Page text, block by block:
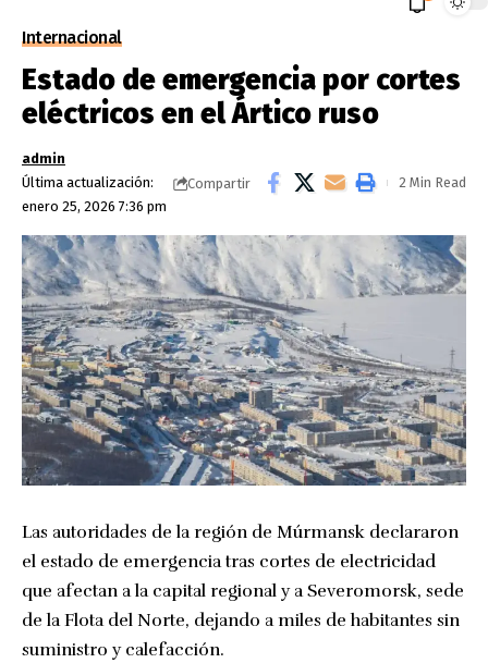
Internacional
Estado de emergencia por cortes
eléctricos en el Ártico ruso
Última actualización:
enero 25, 2026 7:36 pm
admin
Compartir
2 Min Read
Las autoridades de la región de Múrmansk declararon
el estado de emergencia tras cortes de electricidad
que afectan a la capital regional y a Severomorsk, sede
de la Flota del Norte, dejando a miles de habitantes sin
suministro y calefacción.